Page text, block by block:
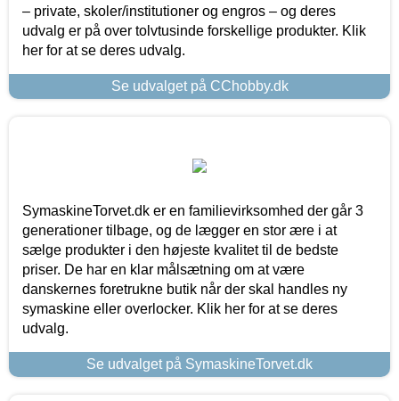
– private, skoler/institutioner og engros – og deres
udvalg er på over tolvtusinde forskellige produkter. Klik
her for at se deres udvalg.
Se udvalget på CChobby.dk
SymaskineTorvet.dk er en familievirksomhed der går 3
generationer tilbage, og de lægger en stor ære i at
sælge produkter i den højeste kvalitet til de bedste
priser. De har en klar målsætning om at være
danskernes foretrukne butik når der skal handles ny
symaskine eller overlocker. Klik her for at se deres
udvalg.
Se udvalget på SymaskineTorvet.dk